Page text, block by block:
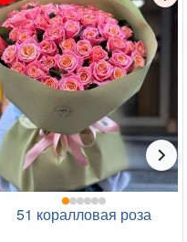
51 коралловая роза